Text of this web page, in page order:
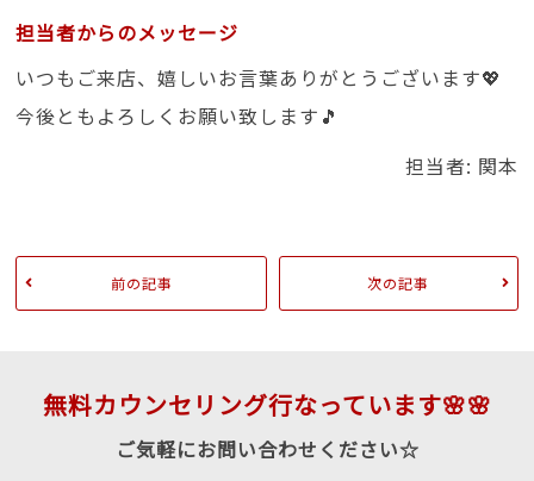
担当者からのメッセージ
いつもご来店、嬉しいお言葉ありがとうございます💖
今後ともよろしくお願い致します🎵
担当者: 関本
前の記事 次の記事
無料カウンセリング行なっています🌸🌸
ご気軽にお問い合わせください☆